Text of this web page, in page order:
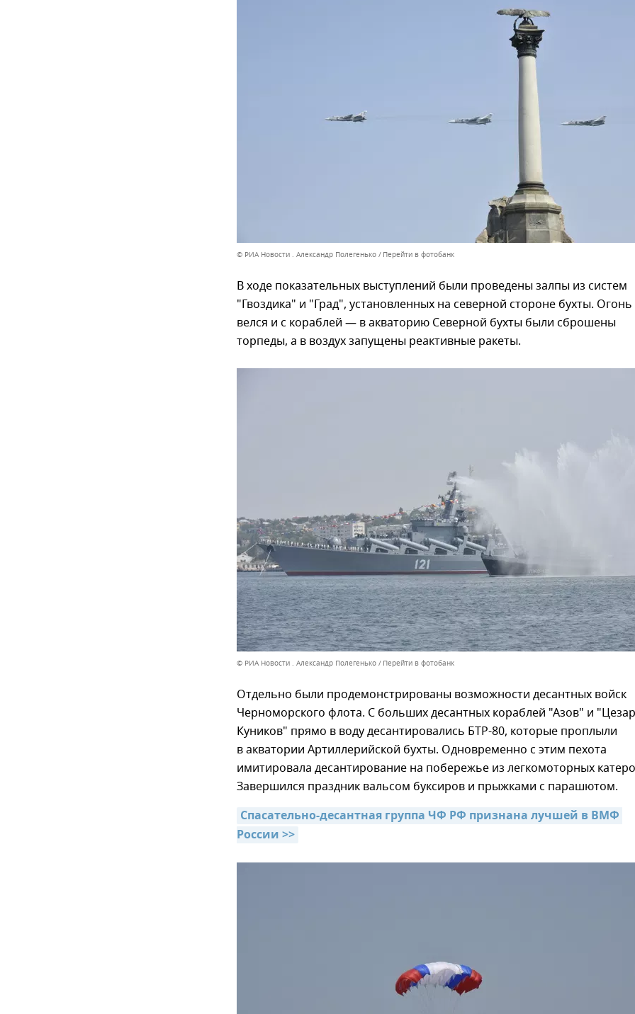
© РИА Новости . Александр Полегенько Перейти в фотобанк
В ходе показательных выступлений были проведены залпы из систем
"Гвоздика" и "Град", установленных на северной стороне бухты. Огонь
велся и с кораблей — в акваторию Северной бухты были сброшены
торпеды, а в воздух запущены реактивные ракеты.
© РИА Новости . Александр Полегенько Перейти в фотобанк
Отдельно были продемонстрированы возможности десантных войск
Черноморского флота. С больших десантных кораблей "Азов" и
Куников" прямо в воду десантировались БТР-80, которые проплыли
в акватории Артиллерийской бухты. Одновременно с этим пехота
имитировала десантирование на побережье из легкомоторных
Завершился праздник вальсом буксиров и прыжками с парашютом.
Спасательно-десантная группа ЧФ РФ признана лучшей в ВМФ
России >>